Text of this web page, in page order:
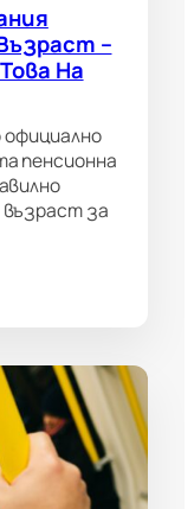
–
На
пенсионна
възраст за